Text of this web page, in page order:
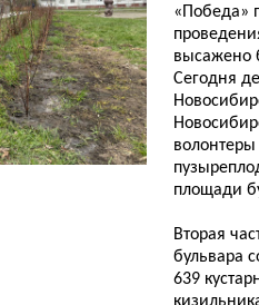
«Победа»
высажено
Сегодня
площади
Вторая
бульвара
639